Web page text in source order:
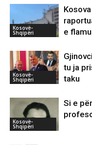
Kosovë-
Shqipëri
e
Kosovë-
Shqipëri
tu ja
taku
Kosovë-
Shqipëri
Si e